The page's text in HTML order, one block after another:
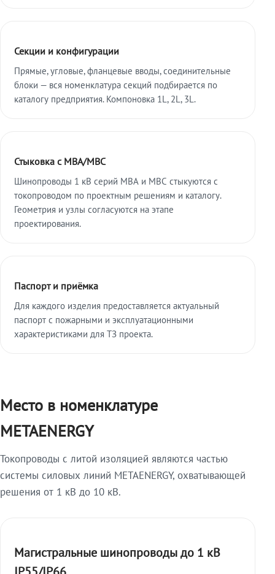
Секции и конфигурации
Прямые, угловые, фланцевые вводы, соединительные
блоки — вся номенклатура секций подбирается по
каталогу предприятия. Компоновка 1L, 2L, 3L.
Стыковка с МВА/МВС
Шинопроводы 1 кВ серий МВА и МВС стыкуются с
токопроводом по проектным решениям и каталогу.
Геометрия и узлы согласуются на этапе
проектирования.
Паспорт и приёмка
Для каждого изделия предоставляется актуальный
паспорт с пожарными и эксплуатационными
характеристиками для ТЗ проекта.
Место в номенклатуре
METAENERGY
Токопроводы с литой изоляцией являются частью
системы силовых линий METAENERGY, охватывающей
решения от 1 кВ до 10 кВ.
Магистральные шинопроводы до 1 кВ